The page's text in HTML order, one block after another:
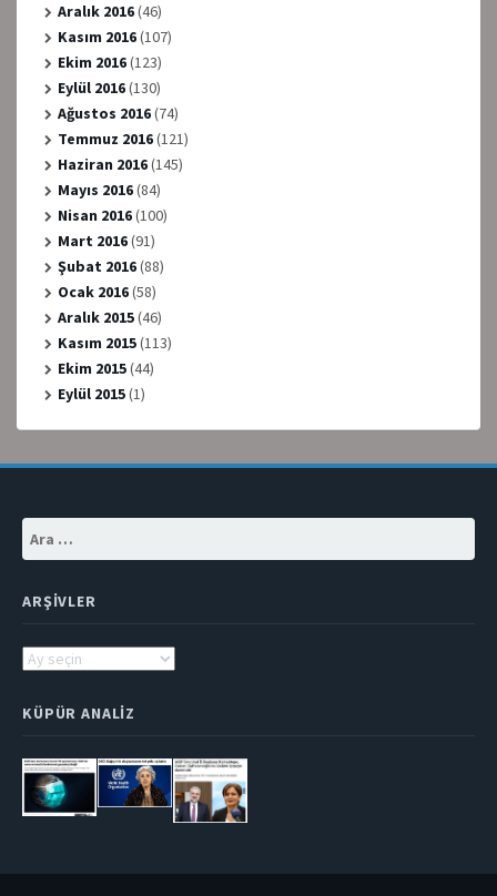
Aralık 2016(46)
Kasım 2016(107)
Ekim 2016(123)
Eylül 2016(130)
Ağustos 2016(74)
Temmuz 2016(121)
Haziran 2016(145)
Mayıs 2016(84)
Nisan 2016(100)
Mart 2016(91)
Şubat 2016(88)
Ocak 2016(58)
Aralık 2015(46)
Kasım 2015(113)
Ekim 2015(44)
Eylül 2015(1)
ARŞIVLER
Arşivler
KÜPÜR ANALIZ